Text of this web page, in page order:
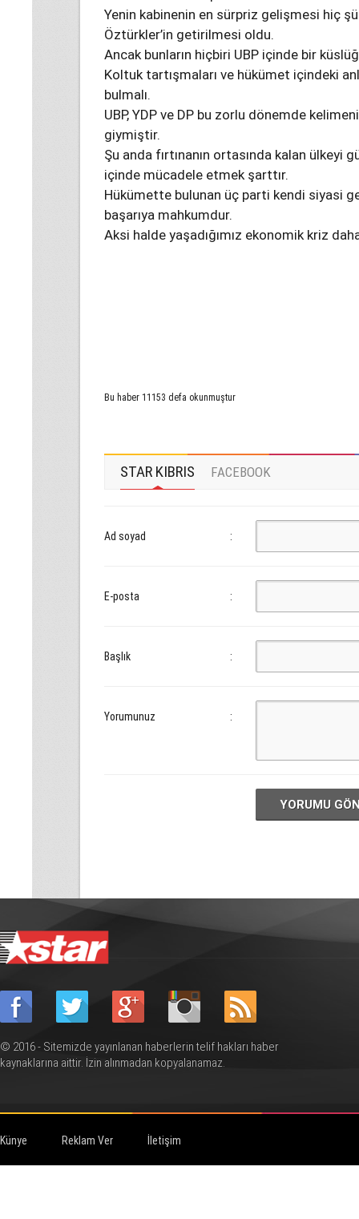
Yenin kabinenin en sürpriz gelişmesi hiç
Öztürkler’in getirilmesi oldu.
Ancak bunların hiçbiri UBP içinde bir
Koltuk tartışmaları ve hükümet içindeki
bulmalı.
UBP, YDP ve DP bu zorlu dönemde
giymiştir.
Şu anda fırtınanın ortasında kalan ülkeyi
içinde mücadele etmek şarttır.
Hükümette bulunan üç parti kendi siyasi
başarıya mahkumdur.
Aksi halde yaşadığımız ekonomik kriz
Bu haber 11153 defa okunmuştur
STAR KIBRIS FACEBOOK
Ad soyad :
E-posta :
Başlık :
Yorumunuz :
YORUMU
© 2016 - Sitemizde yayınlanan haberlerin telif hakları haber
kaynaklarına aittir. İzin alınmadan kopyalanamaz.
Künye Reklam Ver İletişim